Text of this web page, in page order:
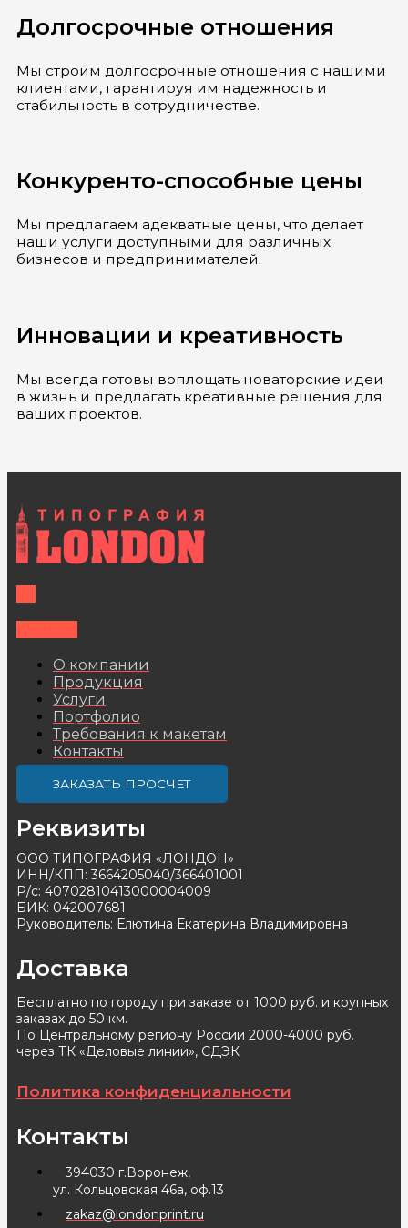
Долгосрочные отношения
Мы строим долгосрочные отношения с нашими
клиентами, гарантируя им надежность и
стабильность в сотрудничестве.
Конкуренто-способные цены
Мы предлагаем адекватные цены, что делает
наши услуги доступными для различных
бизнесов и предпринимателей.
Инновации и креативность
Мы всегда готовы воплощать новаторские идеи
в жизнь и предлагать креативные решения для
ваших проектов.
О компании
Продукция
Услуги
Портфолио
Требования к макетам
Контакты
ЗАКАЗАТЬ ПРОСЧЕТ
Реквизиты
ООО ТИПОГРАФИЯ «ЛОНДОН»
ИНН/КПП: 3664205040/366401001
Р/с: 40702810413000004009
БИК: 042007681
Руководитель: Елютина Екатерина Владимировна
Доставка
Бесплатно по городу при заказе от 1000 руб. и крупных
заказах до 50 км.
По Центральному региону России 2000-4000 руб.
через ТК «Деловые линии», СДЭК
Политика конфиденциальности
Контакты
394030 г.Воронеж,
ул. Кольцовская 46а, оф.13
zakaz@londonprint.ru